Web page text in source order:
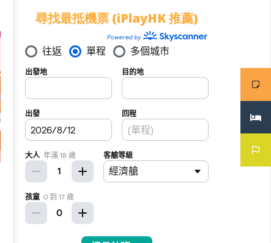
尋找最抵機票 (iPlayHK 推薦)